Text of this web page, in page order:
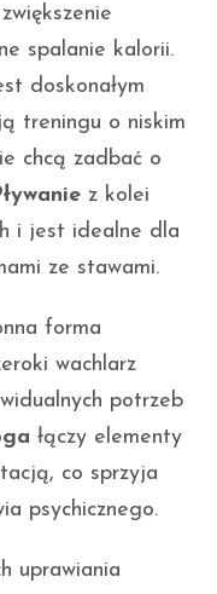
spalanie kalorii.
doskonałym
treningu o niskim
chcą zadbać o
z kolei
i jest idealne dla
ze stawami.
forma
wachlarz
potrzeb
łączy elementy
co sprzyja
psychicznego.
uprawiania